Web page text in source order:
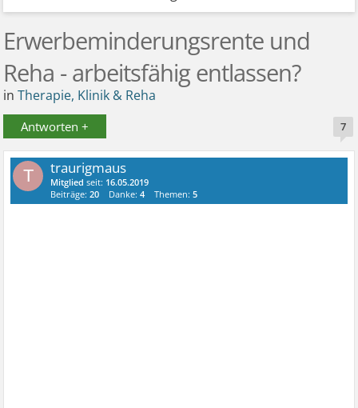
Erwerbeminderungsrente und
Reha - arbeitsfähig entlassen?
inTherapie, Klinik & Reha
Antworten + 7
T traurigmaus
Mitglied seit: 16.05.2019
Beiträge:20 Danke:4 Themen:5